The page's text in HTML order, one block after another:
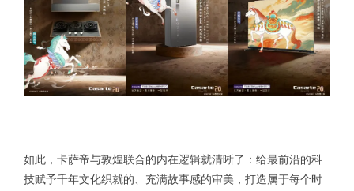
如此，卡萨帝与敦煌联合的内在逻辑就清晰了：给最前沿的科
技赋予千年文化织就的、充满故事感的审美，打造属于每个时